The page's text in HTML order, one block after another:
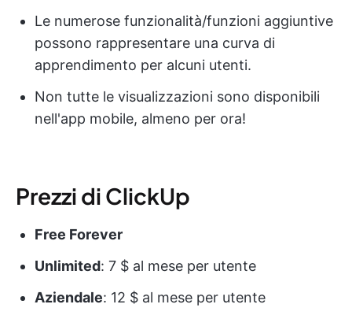
Le numerose funzionalità/funzioni aggiuntive
possono rappresentare una curva di
apprendimento per alcuni utenti.
Non tutte le visualizzazioni sono disponibili
nell'app mobile, almeno per ora!
Prezzi di ClickUp
Free Forever
Unlimited: 7 $ al mese per utente
Aziendale: 12 $ al mese per utente